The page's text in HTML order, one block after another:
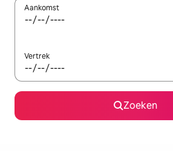
Aankomst
Vertrek
Zoeken